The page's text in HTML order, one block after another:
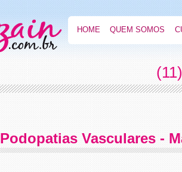
HOME QUEM SOMOS
Podopatias Vasculares -